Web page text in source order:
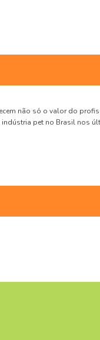
não só o valor do
indústria pet no Brasil nos